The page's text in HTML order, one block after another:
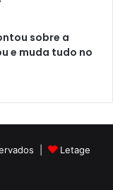
sobre a
e muda tudo no
|
Letage